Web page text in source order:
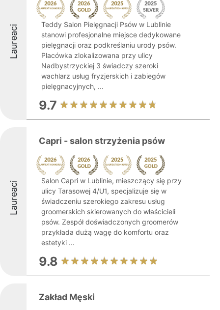
Laureaci
Teddy Salon Pielęgnacji Psów w Lublinie
stanowi profesjonalne miejsce dedykowane
pielęgnacji oraz podkreślaniu urody psów.
Placówka zlokalizowana przy ulicy
Nadbystrzyckiej 3 świadczy szeroki
wachlarz usług fryzjerskich i zabiegów
pielęgnacyjnych, ...
9.7
Laureaci
Capri - salon strzyżenia psów
Salon Capri w Lublinie, mieszczący się przy
ulicy Tarasowej 4/U1, specjalizuje się w
świadczeniu szerokiego zakresu usług
groomerskich skierowanych do właścicieli
psów. Zespół doświadczonych groomerów
przykłada dużą wagę do komfortu oraz
estetyki ...
9.8
Zakład Męski